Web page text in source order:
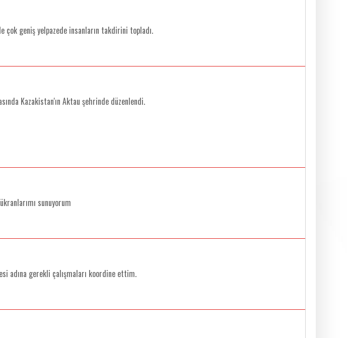
çok geniş yelpazede insanların takdirini topladı.
Kazakistan'ın Aktau şehrinde düzenlendi.
sunuyorum
adına gerekli çalışmaları koordine ettim.